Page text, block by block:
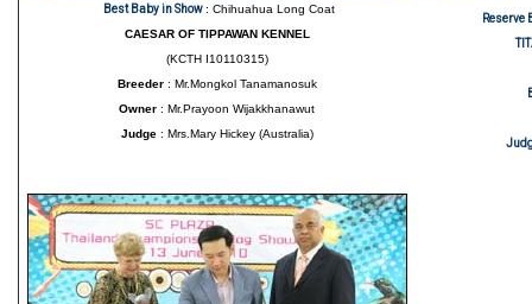
Best Baby in Show: Chihuahua Long Coat
CAESAR OF TIPPAWAN KENNEL
(KCTH I10110315)
Breeder: Mr.Mongkol Tanamanosuk
Owner : Mr.Prayoon Wijakkhanawut
Judge : Mrs.Mary Hickey (Australia)
Reserve